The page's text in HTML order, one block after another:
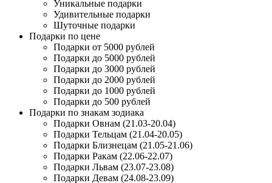
Уникальные подарки
Удивительные подарки
Шуточные подарки
Подарки по цене
Подарки от 5000 рублей
Подарки до 5000 рублей
Подарки до 3000 рублей
Подарки до 2000 рублей
Подарки до 1000 рублей
Подарки до 500 рублей
Подарки по знакам зодиака
Подарки Овнам (21.03-20.04)
Подарки Тельцам (21.04-20.05)
Подарки Близнецам (21.05-21.06)
Подарки Ракам (22.06-22.07)
Подарки Львам (23.07-23.08)
Подарки Девам (24.08-23.09)